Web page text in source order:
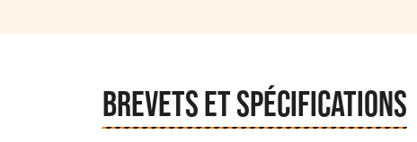
BREVETS ET SPÉCIFICATIONS